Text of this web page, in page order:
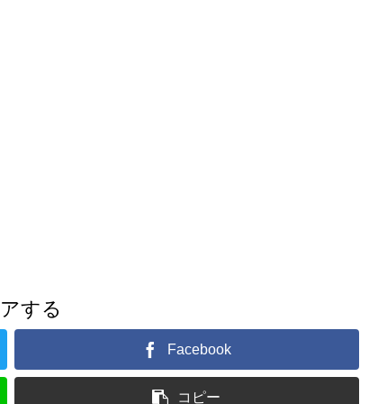
する
Facebook
コピー